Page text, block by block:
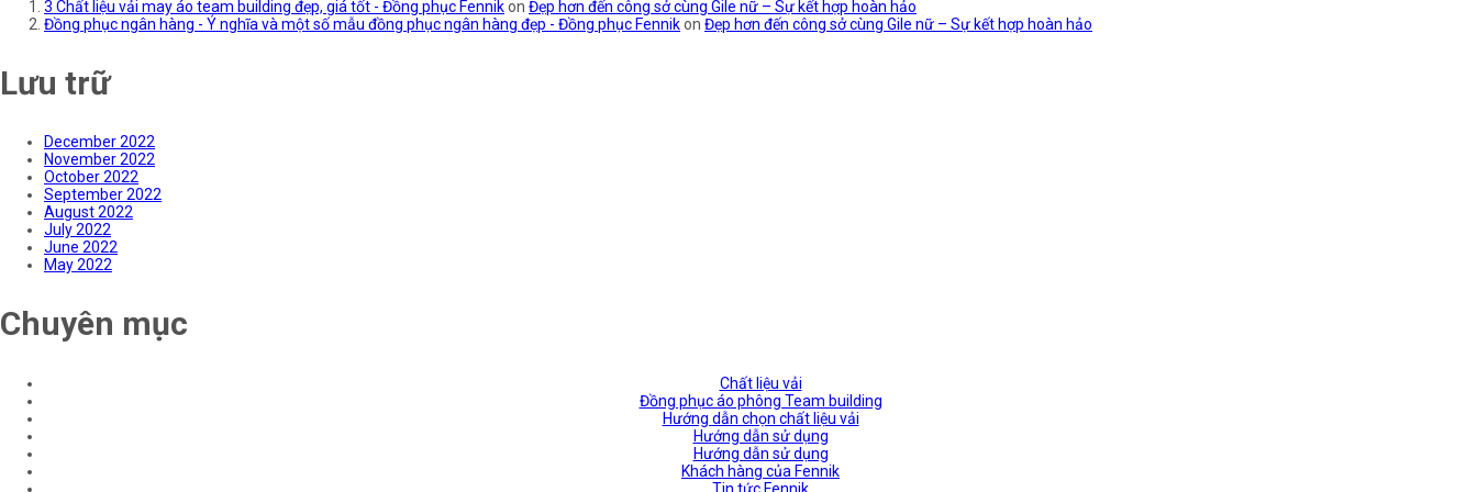
3 Chất liệu vải may áo team building đẹp, giá tốt - Đồng phục Fennikon Đẹp hơn đến công sở cùng Gile nữ – Sự kết hợp hoàn hảo
Đồng phục ngân hàng - Ý nghĩa và một số mẫu đồng phục ngân hàng đẹp - Đồng phục Fennikon Đẹp hơn đến công sở cùng Gile nữ – Sự kết hợp hoàn hảo
Lưu trữ
December 2022
November 2022
October 2022
September 2022
August 2022
July 2022
June 2022
May 2022
Chuyên mục
Chất liệu vải
Đồng phục áo phông Team building
Hướng dẫn chọn chất liệu vải
Hướng dẫn sử dụng
Hướng dẫn sử dụng
Khách hàng của Fennik